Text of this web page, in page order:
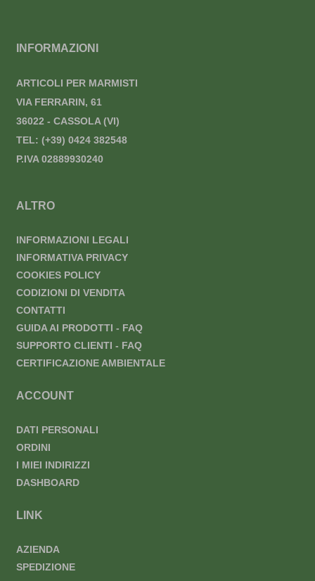
INFORMAZIONI
ARTICOLI PER MARMISTI
VIA FERRARIN, 61
36022 - CASSOLA (VI)
TEL: (+39) 0424 382548
P.IVA 02889930240
ALTRO
INFORMAZIONI LEGALI
INFORMATIVA PRIVACY
COOKIES POLICY
CODIZIONI DI VENDITA
CONTATTI
GUIDA AI PRODOTTI - FAQ
SUPPORTO CLIENTI - FAQ
CERTIFICAZIONE AMBIENTALE
ACCOUNT
DATI PERSONALI
ORDINI
I MIEI INDIRIZZI
DASHBOARD
LINK
AZIENDA
SPEDIZIONE